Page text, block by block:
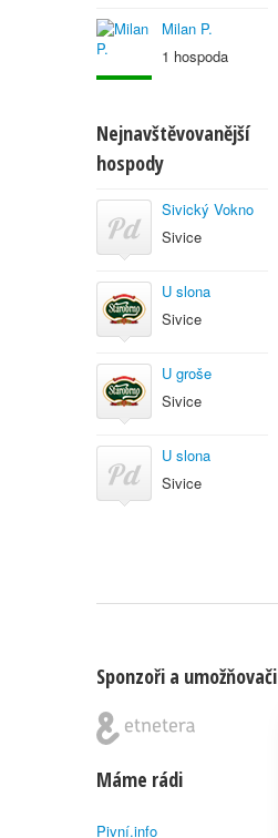
Milan P.
1 hospoda
Nejnavštěvovanější
hospody
Sivický Vokno
Sivice
U slona
Sivice
U groše
Sivice
U slona
Sivice
Sponzoři a umožňovači
Máme rádi
Pivní.info